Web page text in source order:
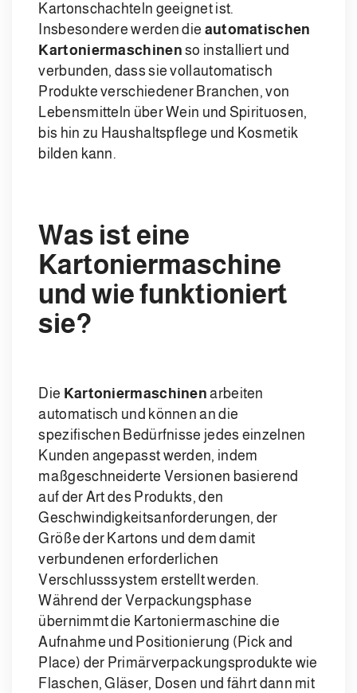
Kartonschachteln geeignet ist.
Insbesondere werden die automatischen
Kartoniermaschinen so installiert und
verbunden, dass sie vollautomatisch
Produkte verschiedener Branchen, von
Lebensmitteln über Wein und Spirituosen,
bis hin zu Haushaltspflege und Kosmetik
bilden kann.
Was ist eine
Kartoniermaschine
und wie funktioniert
sie?
Die Kartoniermaschinen arbeiten
automatisch und können an die
spezifischen Bedürfnisse jedes einzelnen
Kunden angepasst werden, indem
maßgeschneiderte Versionen basierend
auf der Art des Produkts, den
Geschwindigkeitsanforderungen, der
Größe der Kartons und dem damit
verbundenen erforderlichen
Verschlusssystem erstellt werden.
Während der Verpackungsphase
übernimmt die Kartoniermaschine die
Aufnahme und Positionierung (Pick and
Place) der Primärverpackungsprodukte wie
Flaschen, Gläser, Dosen und fährt dann mit